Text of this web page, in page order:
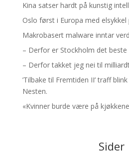
Kina satser hardt på kunstig
Oslo først i Europa med elsykkel
Makrobasert malware inntar
– Derfor er Stockholm det
– Derfor takket jeg nei til
’Tilbake til Fremtiden II’ traff
Nesten.
«Kvinner burde være på
Sider